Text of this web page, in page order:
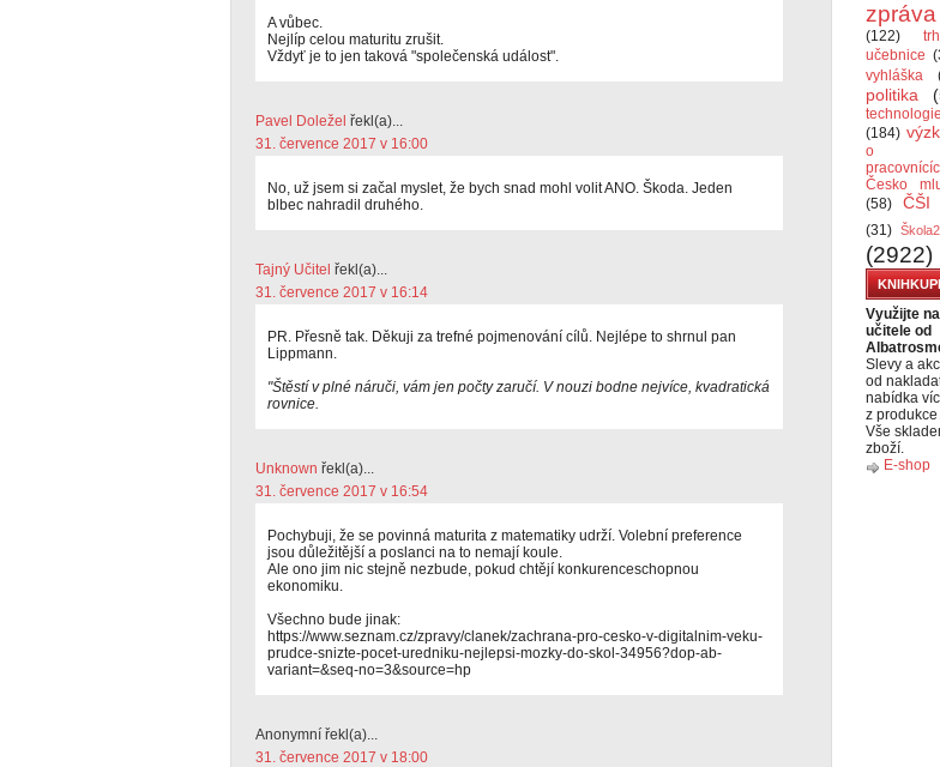
A vůbec.
Nejlíp celou maturitu zrušit.
Vždyť je to jen taková "společenská událost".
Pavel Doležel řekl(a)...
31. července 2017 v 16:00
No, už jsem si začal myslet, že bych snad mohl volit ANO. Škoda. Jeden
blbec nahradil druhého.
Tajný Učitel řekl(a)...
31. července 2017 v 16:14
PR. Přesně tak. Děkuji za trefné pojmenování cílů. Nejlépe to shrnul pan
Lippmann.
"Štěstí v plné náruči, vám jen počty zaručí. V nouzi bodne nejvíce, kvadratická
rovnice.
Unknown řekl(a)...
31. července 2017 v 16:54
Pochybuji, že se povinná maturita z matematiky udrží. Volební preference
jsou důležitější a poslanci na to nemají koule.
Ale ono jim nic stejně nezbude, pokud chtějí konkurenceschopnou
ekonomiku.
Všechno bude jinak:
https://www.seznam.cz/zpravy/clanek/zachrana-pro-cesko-v-digitalnim-veku-
prudce-snizte-pocet-uredniku-nejlepsi-mozky-do-skol-34956?dop-ab-
variant=&seq-no=3&source=hp
Anonymní řekl(a)...
31. července 2017 v 18:00
zpráva
(122)
učebnice
vyhláška
politika
technologie
(184)
o
Česko
(58)
ČŠI
(31)
(2922)
Využijte
učitele od
Slevy a
od
nabídka
z
Vše
zboží.
E-shop